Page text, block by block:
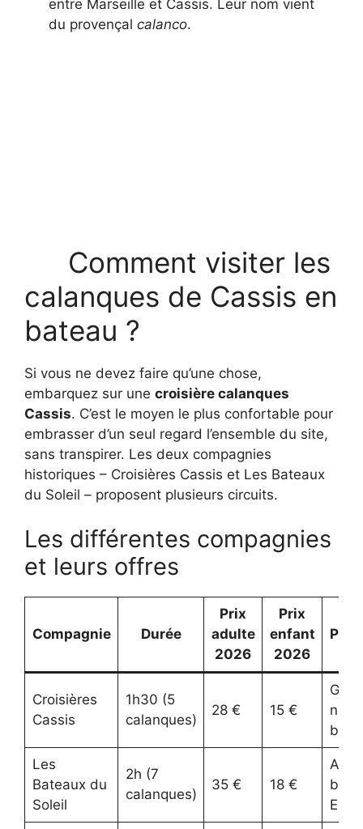
entre Marseille et Cassis. Leur nom vient
du provençal calanco.
Comment visiter les
calanques de Cassis en
bateau ?
Si vous ne devez faire qu’une chose,
embarquez sur une croisière calanques
Cassis. C’est le moyen le plus confortable pour
embrasser d’un seul regard l’ensemble du site,
sans transpirer. Les deux compagnies
historiques – Croisières Cassis et Les Bateaux
du Soleil – proposent plusieurs circuits.
Les différentes compagnies
et leurs offres
Compagnie Durée
Prix
adulte
2026
Prix
enfant
2026
Croisières
Cassis
1h30 (5
calanques)
28 € 15 €
bord
Les
Bateaux du
Soleil
2h (7
calanques)
35 € 18 €
Arrêt